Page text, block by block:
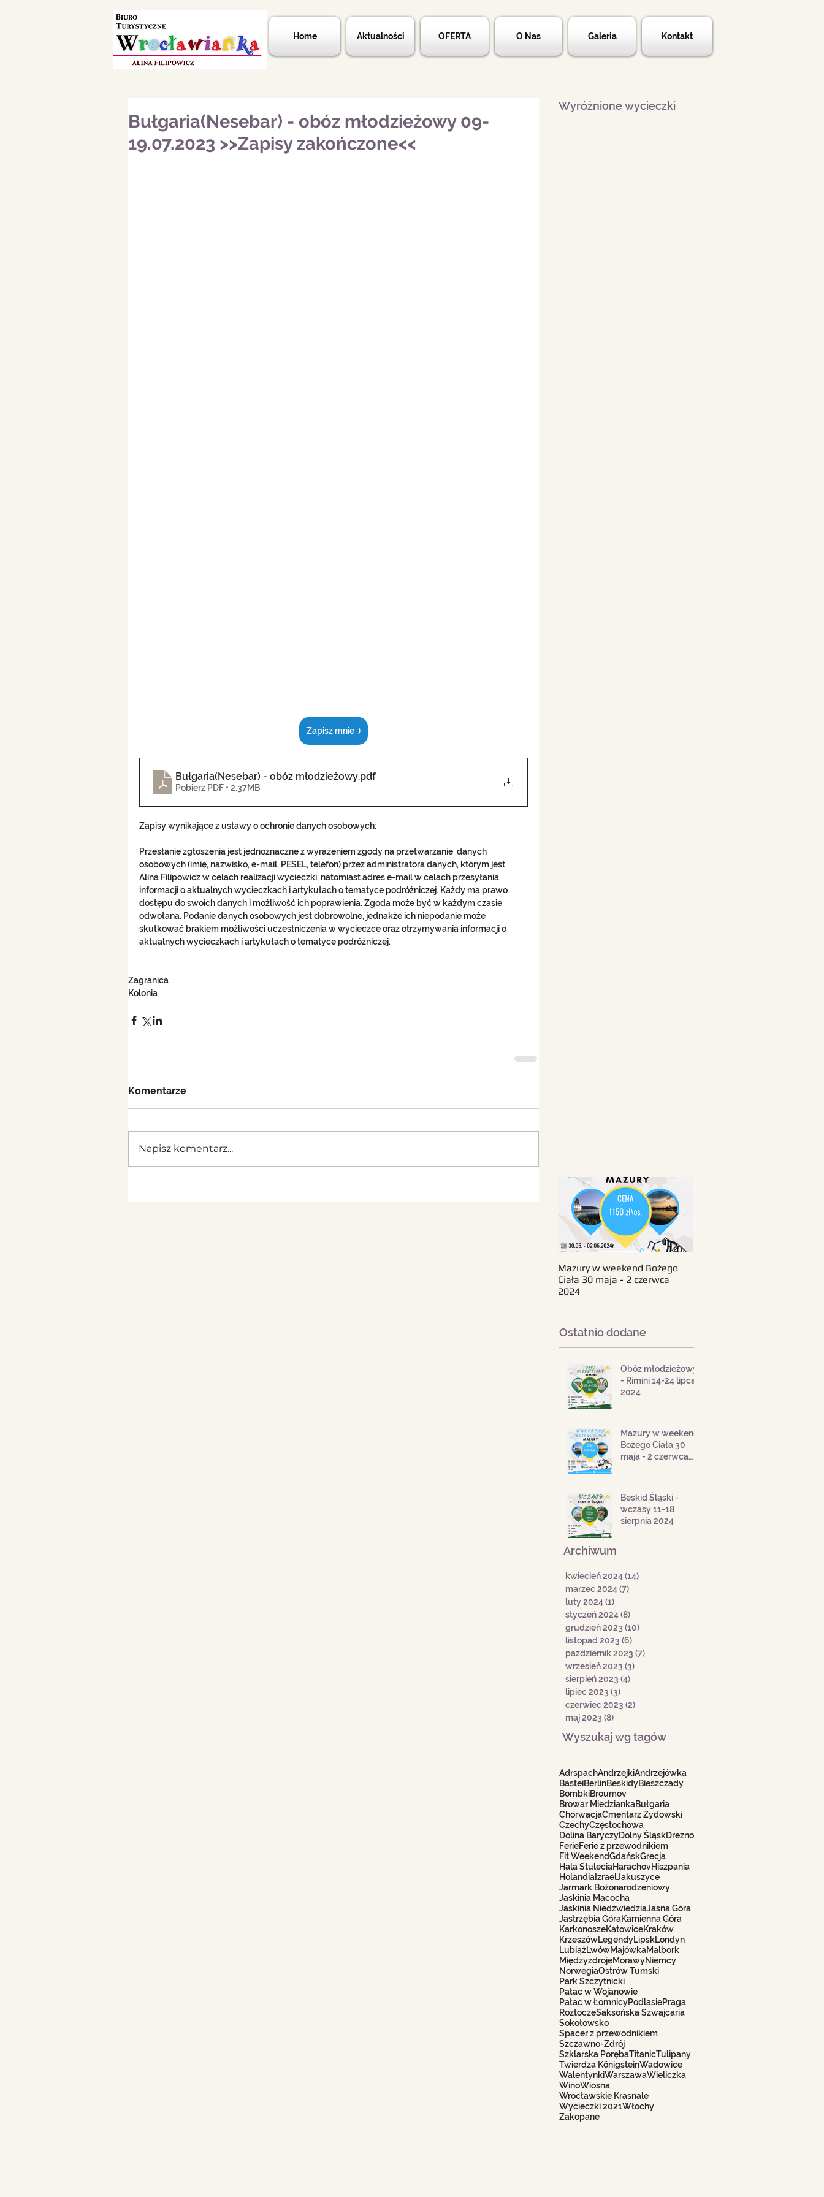
Home Aktualności OFERTA O Nas Galeria Kontakt
Bułgaria(Nesebar) - obóz młodzieżowy 09-
19.07.2023 >>Zapisy zakończone<<
Zapisz mnie :)
Bułgaria(Nesebar) - obóz młodzieżowy.pdf
Pobierz PDF • 2.37MB
Zapisy wynikające z ustawy o ochronie danych osobowych:
Przesłanie zgłoszenia jest jednoznaczne z wyrażeniem zgody na przetwarzanie  danych
osobowych (imię, nazwisko, e-mail, PESEL, telefon) przez administratora danych, którym jest
Alina Filipowicz w celach realizacji wycieczki, natomiast adres e-mail w celach przesyłania
informacji o aktualnych wycieczkach i artykułach o tematyce podróżniczej. Każdy ma prawo
dostępu do swoich danych i możliwość ich poprawienia. Zgoda może być w każdym czasie
odwołana. Podanie danych osobowych jest dobrowolne, jednakże ich niepodanie może
skutkować brakiem możliwości uczestniczenia w wycieczce oraz otrzymywania informacji o
aktualnych wycieczkach i artykułach o tematyce podróżniczej.
Zagranica
Kolonia
Komentarze
Napisz komentarz...
Wyróżnione wycieczki
Mazury w weekend Bożego
Ciała 30 maja - 2 czerwca
2024
Ostatnio dodane
Obóz młodzieżowy
- Rimini 14-24 lipca
2024
Mazury w weekend
Bożego Ciała 30
maja - 2 czerwca
Beskid Śląski -
wczasy 11-18
sierpnia 2024
Archiwum
kwiecień 2024(14)
marzec 2024(7)
luty 2024(1)
styczeń 2024(8)
grudzień 2023 (10)
listopad 2023 (6)
październik 2023 (7)
wrzesień 2023 (3)
sierpień 2023 (4)
lipiec 2023 (3)
czerwiec 2023 (2)
maj 2023 (8)
Wyszukaj wg tagów
AdrspachAndrzejkiAndrzejówka
BasteiBerlinBeskidyBieszczady
BombkiBroumov
Browar MiedziankaBułgaria
ChorwacjaCmentarz Żydowski
CzechyCzęstochowa
Dolina BaryczyDolny ŚląskDrezno
FerieFerie z przewodnikiem
Fit WeekendGdańskGrecja
Hala StuleciaHarachovHiszpania
Holandia IzraelJakuszyce
Jarmark Bożonarodzeniowy
Jaskinia Macocha
Jaskinia NiedźwiedziaJasna Góra
Jastrzębia GóraKamienna Góra
KarkonoszeKatowiceKraków
KrzeszówLegendyLipskLondyn
LubiążLwówMajówkaMalbork
MiędzyzdrojeMorawyNiemcy
NorwegiaOstrów Tumski
Park Szczytnicki
Pałac w Wojanowie
Pałac w ŁomnicyPodlasiePraga
RoztoczeSaksońska Szwajcaria
Sokołowsko
Spacer z przewodnikiem
Szczawno-Zdrój
Szklarska PorębaTitanicTulipany
Twierdza KönigsteinWadowice
WalentynkiWarszawaWieliczka
WinoWiosna
Wrocławskie Krasnale
Wycieczki 2021Włochy
Zakopane